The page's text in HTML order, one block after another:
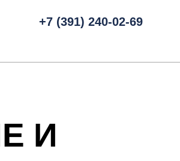
+7 (391) 240-02-69
И